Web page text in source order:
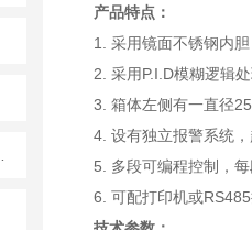
产品特点：
1. 采用镜面不锈钢内
2. 采用P.I.D模糊逻辑
3. 箱体左侧有一直径
4. 设有独立报警系统
5. 多段可编程控制，
6. 可配打印机或